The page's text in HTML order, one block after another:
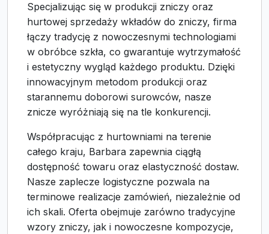
Specjalizując się w produkcji zniczy oraz
hurtowej sprzedaży wkładów do zniczy, firma
łączy tradycję z nowoczesnymi technologiami
w obróbce szkła, co gwarantuje wytrzymałość
i estetyczny wygląd każdego produktu. Dzięki
innowacyjnym metodom produkcji oraz
starannemu doborowi surowców, nasze
znicze wyróżniają się na tle konkurencji.
Współpracując z hurtowniami na terenie
całego kraju, Barbara zapewnia ciągłą
dostępność towaru oraz elastyczność dostaw.
Nasze zaplecze logistyczne pozwala na
terminowe realizacje zamówień, niezależnie od
ich skali. Oferta obejmuje zarówno tradycyjne
wzory zniczy, jak i nowoczesne kompozycje,